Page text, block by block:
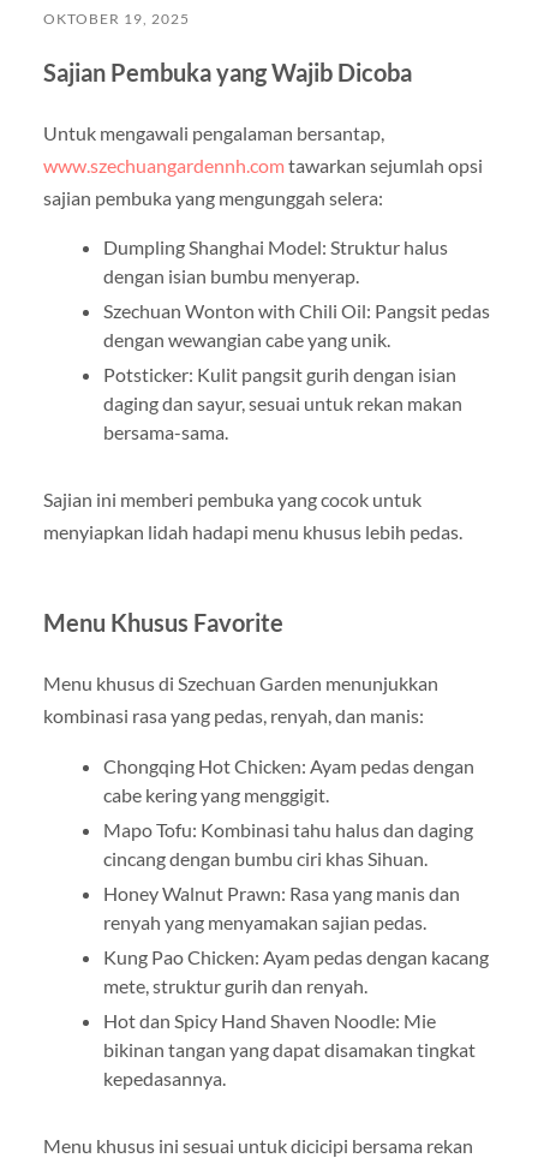
OKTOBER 19, 2025
Sajian Pembuka yang Wajib Dicoba
Untuk mengawali pengalaman bersantap,
www.szechuangardennh.com tawarkan sejumlah opsi
sajian pembuka yang mengunggah selera:
Dumpling Shanghai Model: Struktur halus
dengan isian bumbu menyerap.
Szechuan Wonton with Chili Oil: Pangsit pedas
dengan wewangian cabe yang unik.
Potsticker: Kulit pangsit gurih dengan isian
daging dan sayur, sesuai untuk rekan makan
bersama-sama.
Sajian ini memberi pembuka yang cocok untuk
menyiapkan lidah hadapi menu khusus lebih pedas.
Menu Khusus Favorite
Menu khusus di Szechuan Garden menunjukkan
kombinasi rasa yang pedas, renyah, dan manis:
Chongqing Hot Chicken: Ayam pedas dengan
cabe kering yang menggigit.
Mapo Tofu: Kombinasi tahu halus dan daging
cincang dengan bumbu ciri khas Sihuan.
Honey Walnut Prawn: Rasa yang manis dan
renyah yang menyamakan sajian pedas.
Kung Pao Chicken: Ayam pedas dengan kacang
mete, struktur gurih dan renyah.
Hot dan Spicy Hand Shaven Noodle: Mie
bikinan tangan yang dapat disamakan tingkat
kepedasannya.
Menu khusus ini sesuai untuk dicicipi bersama rekan